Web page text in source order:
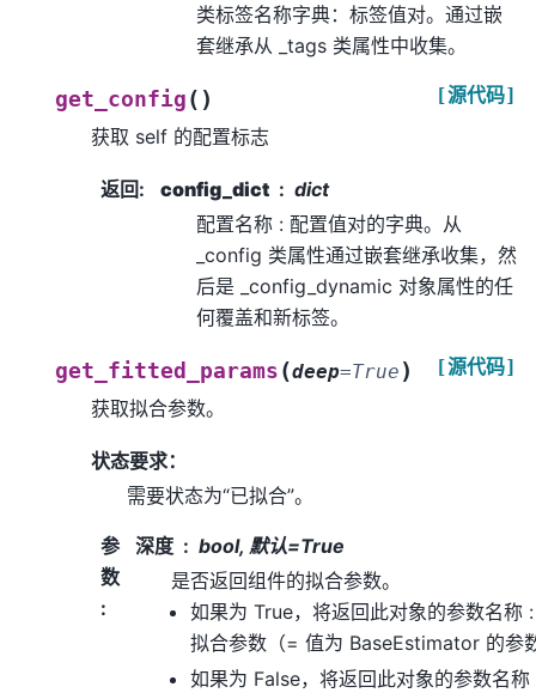
类标签名称字典：标签值对。通过嵌
套继承从 _tags 类属性中收集。
get_config ( ) [源代码]
获取 self 的配置标志
返回: config_dict
dict
配置名称 : 配置值对的字典。从
_config 类属性通过嵌套继承收集，然
后是 _config_dynamic 对象属性的任
何覆盖和新标签。
get_fitted_params (deep=True ) [源代码]
获取拟合参数。
状态要求：
需要状态为“已拟合”。
参
数
:
深度
bool, 默认=True
是否返回组件的拟合参数。
如果为 True，将返回此对象的参数名称
拟合参数（= 值为 BaseEstimator 的参
如果为 False，将返回此对象的参数名